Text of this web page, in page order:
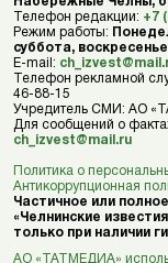
Телефон редакции: +7
Режим работы:
суббота,
E-mail:
Телефон рекламной
46-88-15
Учредитель СМИ: АО
Для сообщений о
ch_izvest@mail.ru
Политика о
Антикоррупционная
Частичное или
«Челнинские
только при наличии
АО «ТАТМЕДИА»